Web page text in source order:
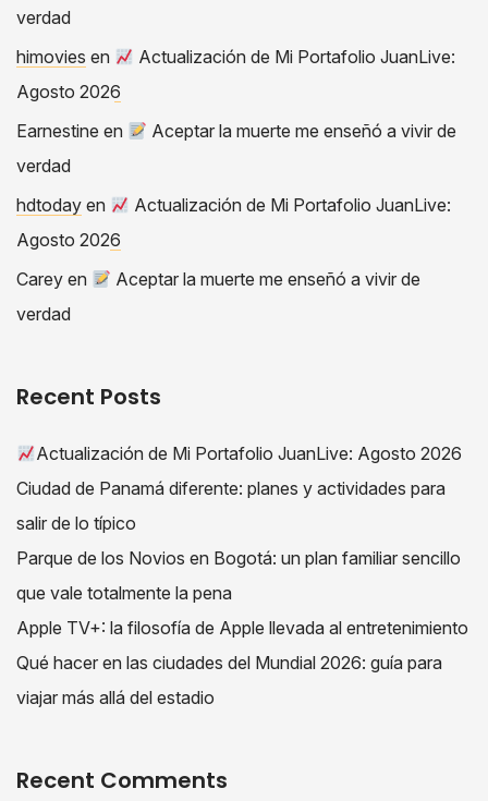
verdad
himovies en
Actualización de Mi Portafolio JuanLive:
Agosto 2026
Earnestine en
Aceptar la muerte me enseñó a vivir de
verdad
hdtoday en
Actualización de Mi Portafolio JuanLive:
Agosto 2026
Carey en
Aceptar la muerte me enseñó a vivir de
verdad
Recent Posts
Actualización de Mi Portafolio JuanLive: Agosto 2026
Ciudad de Panamá diferente: planes y actividades para
salir de lo típico
Parque de los Novios en Bogotá: un plan familiar sencillo
que vale totalmente la pena
Apple TV+: la filosofía de Apple llevada al entretenimiento
Qué hacer en las ciudades del Mundial 2026: guía para
viajar más allá del estadio
Recent Comments